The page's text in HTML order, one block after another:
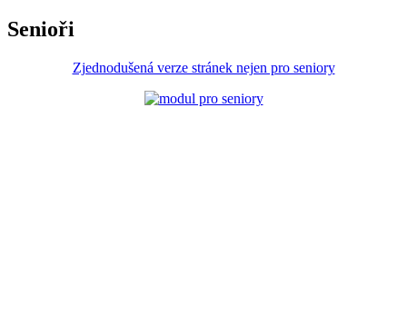
Senioři
Zjednodušená verze stránek nejen pro seniory